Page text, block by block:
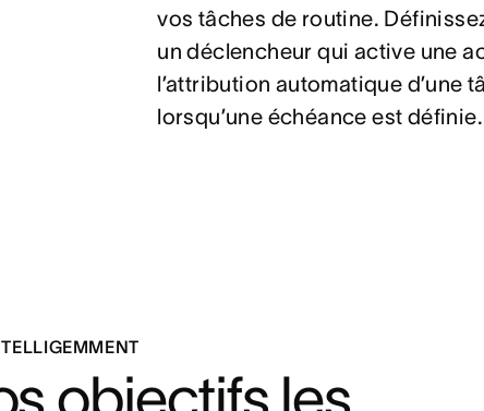
vos tâches de routine.
un déclencheur qui active une
l’attribution automatique d’une
lorsqu’une échéance est définie.
objectifs les